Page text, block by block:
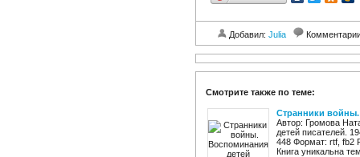
Добавил: Julia
Смотрите также по теме:
Странники войны.
Автор: Громова
детей писателей.
448 Формат: rtf, fb2
Книга уникальна